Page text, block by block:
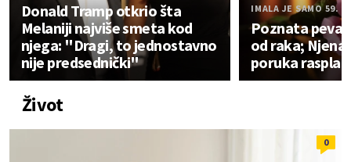
Donald Tramp otkrio šta
Melaniji najviše smeta kod
njega: "Dragi, to jednostavno
nije predsednički"
IMALA JE SAMO 59.
Poznata
od raka; Njena
poruka
Život
0